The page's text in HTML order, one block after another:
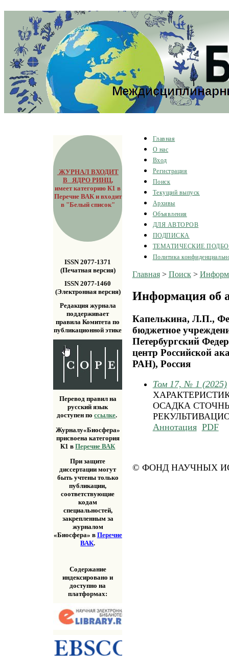
ЖУРНАЛ ВХОДИТ
В ЯДРО РИНЦ,
имеет категорию К1 в
Перечне ВАК и входит
в "Белый список"
ISSN 2077-1371
(Печатная версия)
ISSN 2077-1460
(Электронная версия)
Редакция журнала
поддерживает
правила Комитета по
публикационной этике
Перевод правил на
русский язык
доступен поссылке.
Журналу«Биосфера»
присвоена категория
К1 вПеречне ВАК
При защите
диссертации могут
быть учтены только
публикации,
соответствующие
кодам
специальностей,
закрепленным за
журналом
«Биосфера» в Перечне
ВАК.
Содержание
индексировано и
доступно на
платформах:
Главная
О нас
Вход
Регистрация
Поиск
Текущий выпуск
Архивы
Объявления
ДЛЯ АВТОРОВ
ПОДПИСКА
ТЕМАТИЧЕСКИЕ
Политика
Главная> Поиск>
Информация об
Капелькина, Л.П.,
бюджетное
Петербургский
центр Российской
РАН), Россия
Том 17, № 1 (2025)
ОСАДКА
Аннотация PDF
© ФОНД НАУЧНЫХ